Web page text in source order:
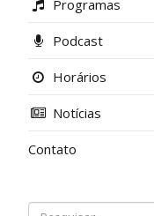
Programas
Podcast
Horários
Notícias
Contato